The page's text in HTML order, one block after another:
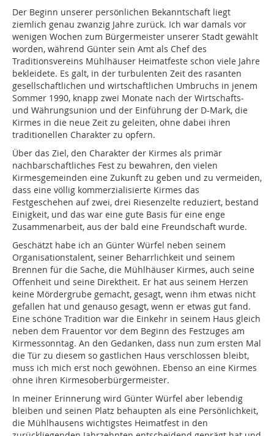
Der Beginn unserer persönlichen Bekanntschaft liegt
ziemlich genau zwanzig Jahre zurück. Ich war damals vor
wenigen Wochen zum Bürgermeister unserer Stadt gewählt
worden, während Günter sein Amt als Chef des
Traditionsvereins Mühlhäuser Heimatfeste schon viele Jahre
bekleidete. Es galt, in der turbulenten Zeit des rasanten
gesellschaftlichen und wirtschaftlichen Umbruchs in jenem
Sommer 1990, knapp zwei Monate nach der Wirtschafts-
und Währungsunion und der Einführung der D-Mark, die
Kirmes in die neue Zeit zu geleiten, ohne dabei ihren
traditionellen Charakter zu opfern.
Über das Ziel, den Charakter der Kirmes als primär
nachbarschaftliches Fest zu bewahren, den vielen
Kirmesgemeinden eine Zukunft zu geben und zu vermeiden,
dass eine völlig kommerzialisierte Kirmes das
Festgeschehen auf zwei, drei Riesenzelte reduziert, bestand
Einigkeit, und das war eine gute Basis für eine enge
Zusammenarbeit, aus der bald eine Freundschaft wurde.
Geschätzt habe ich an Günter Würfel neben seinem
Organisationstalent, seiner Beharrlichkeit und seinem
Brennen für die Sache, die Mühlhäuser Kirmes, auch seine
Offenheit und seine Direktheit. Er hat aus seinem Herzen
keine Mördergrube gemacht, gesagt, wenn ihm etwas nicht
gefallen hat und genauso gesagt, wenn er etwas gut fand.
Eine schöne Tradition war die Einkehr in seinem Haus gleich
neben dem Frauentor vor dem Beginn des Festzuges am
Kirmessonntag. An den Gedanken, dass nun zum ersten Mal
die Tür zu diesem so gastlichen Haus verschlossen bleibt,
muss ich mich erst noch gewöhnen. Ebenso an eine Kirmes
ohne ihren Kirmesoberbürgermeister.
In meiner Erinnerung wird Günter Würfel aber lebendig
bleiben und seinen Platz behaupten als eine Persönlichkeit,
die Mühlhausens wichtigstes Heimatfest in den